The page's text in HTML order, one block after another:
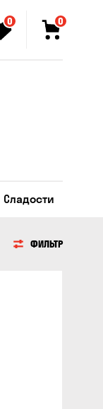
0 0
Сладости
ФИЛЬТР